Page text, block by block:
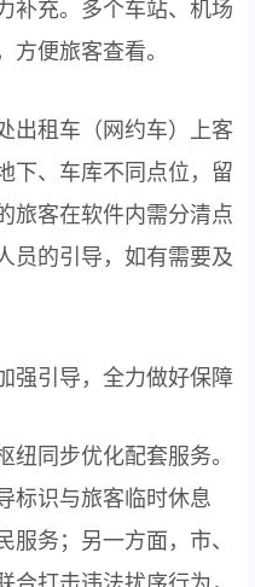
补充。多个车站、机场
方便旅客查看。
租车（网约车）上客
下、车库不同点位，留
旅客在软件内需分清点
员的引导，如有需要及
引导，全力做好保障
同步优化配套服务。
标识与旅客临时休息
服务；另一方面，市、